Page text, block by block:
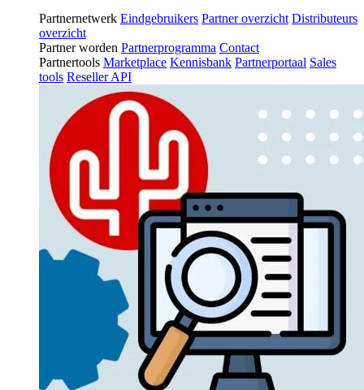
Partnernetwerk Eindgebruikers Partner overzicht Distributeurs
overzicht
Partner worden Partnerprogramma Contact
Partnertools Marketplace Kennisbank Partnerportaal Sales
tools Reseller API